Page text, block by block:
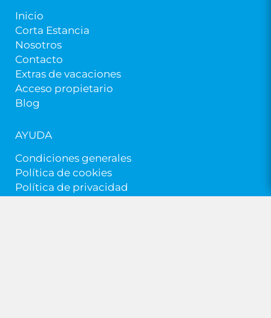
Inicio
Corta Estancia
Nosotros
Contacto
Extras de vacaciones
Acceso propietario
Blog
AYUDA
Condiciones generales
Política de cookies
Política de privacidad